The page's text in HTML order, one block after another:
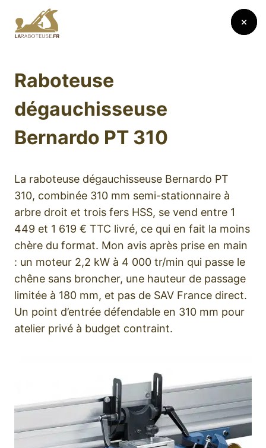
contenu
Raboteuse
dégauchisseuse
Bernardo PT 310
La raboteuse dégauchisseuse Bernardo PT
310, combinée 310 mm semi-stationnaire à
arbre droit et trois fers HSS, se vend entre 1
449 et 1 619 € TTC livré, ce qui en fait la moins
chère du format. Mon avis après prise en main
: un moteur 2,2 kW à 4 000 tr/min qui passe le
chêne sans broncher, une hauteur de passage
limitée à 180 mm, et pas de SAV France direct.
Un point d’entrée défendable en 310 mm pour
atelier privé à budget contraint.